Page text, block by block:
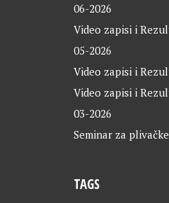
06-2026
Video zapisi i
05-2026
Video zapisi i
Video zapisi i
03-2026
Seminar za
TAGS